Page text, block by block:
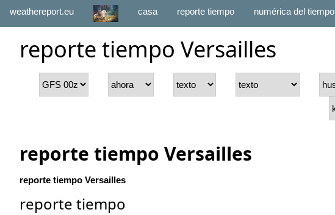
weathereport.eu casa reporte tiempo numérica del tiempo
reporte tiempo Versailles
reporte tiempo Versailles
reporte tiempo Versailles
reporte tiempo